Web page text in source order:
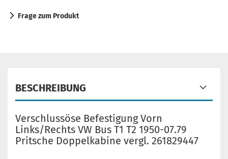
Frage zum Produkt
BESCHREIBUNG
Verschlussöse Befestigung Vorn
Links/Rechts VW Bus T1 T2 1950-07.79
Pritsche Doppelkabine vergl. 261829447